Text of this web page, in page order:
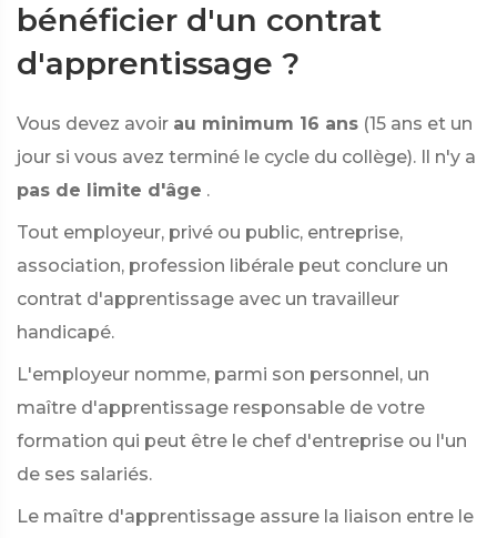
bénéficier d'un contrat
d'apprentissage ?
Vous devez avoir au minimum 16 ans (15 ans et un
jour si vous avez terminé le cycle du collège). Il n'y a
pas de limite d'âge .
Tout employeur, privé ou public, entreprise,
association, profession libérale peut conclure un
contrat d'apprentissage avec un travailleur
handicapé.
L'employeur nomme, parmi son personnel, un
maître d'apprentissage responsable de votre
formation qui peut être le chef d'entreprise ou l'un
de ses salariés.
Le maître d'apprentissage assure la liaison entre le